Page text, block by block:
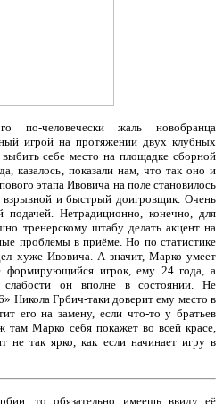
по-человечески жаль новобранца
игрой на протяжении двух клубных
себе место на площадке сборной
казалось, показали нам, что так оно и
этапа Ивовича на поле становилось
и быстрый доигровщик. Очень
Нетрадиционно, конечно, для
тренерскому штабу делать акцент на
проблемы в приёме. Но по статистике
хуже Ивовича. А значит, Марко умеет
игрок, ему 24 года, а
слабости он вполне в состоянии. Не
Никола Грбич-таки доверит ему место в
его на замену, если что-то у братьев
там Марко себя покажет во всей красе,
не так ярко, как если начинает игру в
то обязательно имеешь ввиду её